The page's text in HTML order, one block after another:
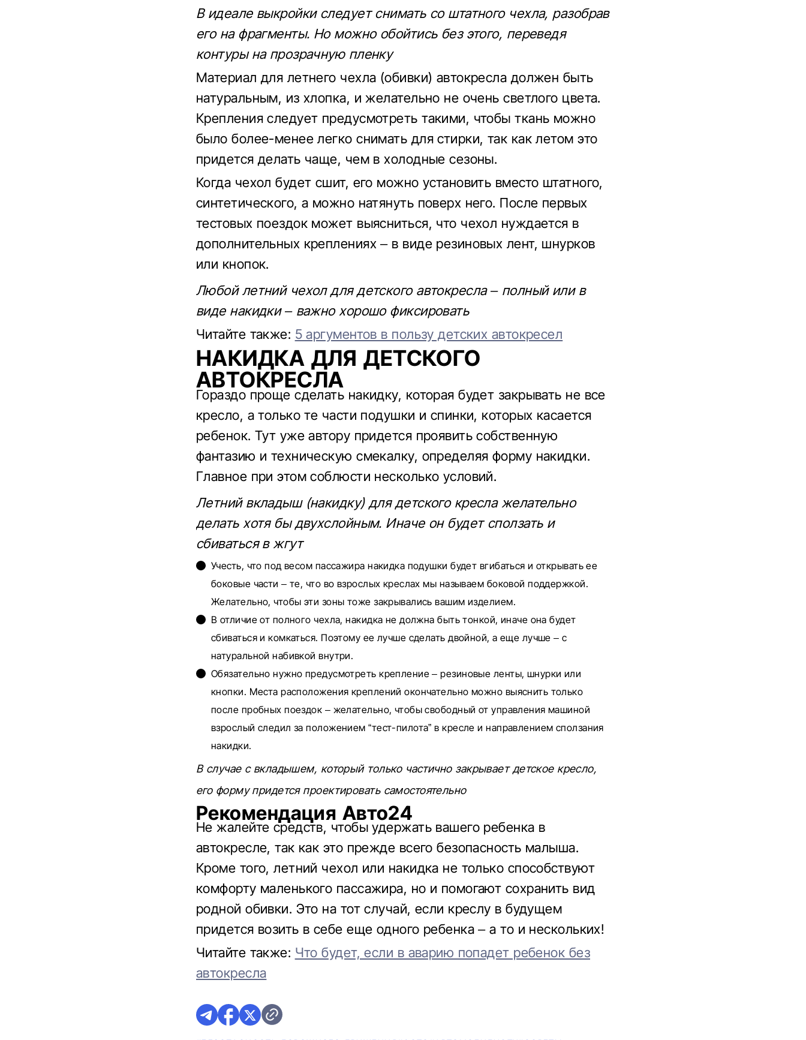
В идеале выкройки следует снимать со штатного чехла, разобрав
его на фрагменты. Но можно обойтись без этого, переведя
контуры на прозрачную пленку
Материал для летнего чехла (обивки) автокресла должен быть
натуральным, из хлопка, и желательно не очень светлого цвета.
Крепления следует предусмотреть такими, чтобы ткань можно
было более-менее легко снимать для стирки, так как летом это
придется делать чаще, чем в холодные сезоны.
Когда чехол будет сшит, его можно установить вместо штатного,
синтетического, а можно натянуть поверх него. После первых
тестовых поездок может выясниться, что чехол нуждается в
дополнительных креплениях – в виде резиновых лент, шнурков
или кнопок.
Любой летний чехол для детского автокресла – полный или в
виде накидки – важно хорошо фиксировать
Читайте также: 5 аргументов в пользу детских автокресел
НАКИДКА ДЛЯ ДЕТСКОГО
АВТОКРЕСЛА
Гораздо проще сделать накидку, которая будет закрывать не все
кресло, а только те части подушки и спинки, которых касается
ребенок. Тут уже автору придется проявить собственную
фантазию и техническую смекалку, определяя форму накидки.
Главное при этом соблюсти несколько условий.
Летний вкладыш (накидку) для детского кресла желательно
делать хотя бы двухслойным. Иначе он будет сползать и
сбиваться в жгут
Учесть, что под весом пассажира накидка подушки будет вгибаться и открывать ее
боковые части – те, что во взрослых креслах мы называем боковой поддержкой.
Желательно, чтобы эти зоны тоже закрывались вашим изделием.
В отличие от полного чехла, накидка не должна быть тонкой, иначе она будет
сбиваться и комкаться. Поэтому ее лучше сделать двойной, а еще лучше – с
натуральной набивкой внутри.
Обязательно нужно предусмотреть крепление – резиновые ленты, шнурки или
кнопки. Места расположения креплений окончательно можно выяснить только
после пробных поездок – желательно, чтобы свободный от управления машиной
взрослый следил за положением “тест-пилота” в кресле и направлением сползания
накидки.
В случае с вкладышем, который только частично закрывает детское кресло,
его форму придется проектировать самостоятельно
Рекомендация Авто24
Не жалейте средств, чтобы удержать вашего ребенка в
автокресле, так как это прежде всего безопасность малыша.
Кроме того, летний чехол или накидка не только способствуют
комфорту маленького пассажира, но и помогают сохранить вид
родной обивки. Это на тот случай, если креслу в будущем
придется возить в себе еще одного ребенка – а то и нескольких!
Читайте также: Что будет, если в аварию попадет ребенок без
автокресла